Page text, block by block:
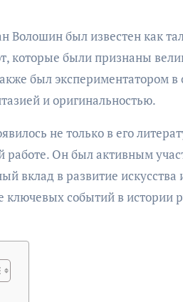
был известен как
которые были признаны
был экспериментатором в
и оригинальностью.
не только в его
работе. Он был активным
вклад в развитие искусства
ключевых событий в истории